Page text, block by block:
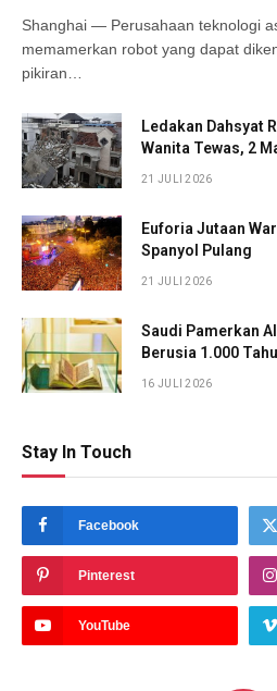
Shanghai — Perusahaan teknologi
memamerkan robot yang dapat
pikiran…
Ledakan Dahsyat
Wanita Tewas, 2
21 JULI 2026
Euforia Jutaan
Spanyol Pulang
21 JULI 2026
Saudi Pamerkan
Berusia 1.000
16 JULI 2026
Stay In Touch
Facebook
Pinterest
YouTube